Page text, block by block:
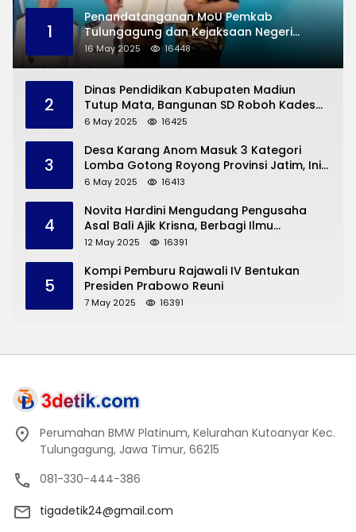
1
Penandatanganan MoU Pemkab
Tulungagung dan Kejaksaan Negeri
Permasalahan Hukum
16 May 2025 16448
2
Dinas Pendidikan Kabupaten Madiun
Tutup Mata, Bangunan SD Roboh Kades
Dermorejo Bangun Pakai Dana Pribadi
6 May 2025 16425
3
Desa Karang Anom Masuk 3 Kategori
Lomba Gotong Royong Provinsi Jatim, Ini
yang Disampaikan Sekda Trenggalek
6 May 2025 16413
4
Novita Hardini Mengudang Pengusaha
Asal Bali Ajik Krisna, Berbagi Ilmu
Pengembangan Pariwisata dan UMKM
12 May 2025 16391
5
Kompi Pemburu Rajawali IV Bentukan
Presiden Prabowo Reuni
7 May 2025 16391
Perumahan BMW Platinum, Kelurahan Kutoanyar Kec.
Tulungagung, Jawa Timur, 66215
081-330-444-386
tigadetik24@gmail.com